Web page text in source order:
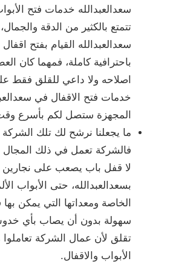
سعدالعبدالله خدمات فتح
تتمتع بالكثير من الدقة
سعدالعبدالله القيام بفتح
باحترافية كاملة، فمهما كان
اصلاحه ولا داعي للقلق فقط
خدمات فتح الاقفال في
المجهزة ستصل لكم بأسرع
ما يجعلنا نرشح لك تلك الشركة
فالشركة تعمل في ذلك المجال
لا قفل باب يصعب على نجارين
بسعدالعبدالله، حتى الأبواب
الخاصة ومعداتها التي يمكن
سهولة بدون أن يصاب بأي
تقلق لأن عمال الشركة تعاملوا
الأبواب والاقفال.